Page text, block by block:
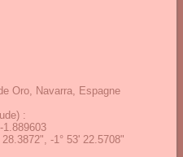
Oro, Navarra, Espagne
:
1.889603
28.3872", -1° 53' 22.5708"